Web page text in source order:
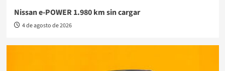
Nissan e-POWER 1.980 km sin cargar
4 de agosto de 2026